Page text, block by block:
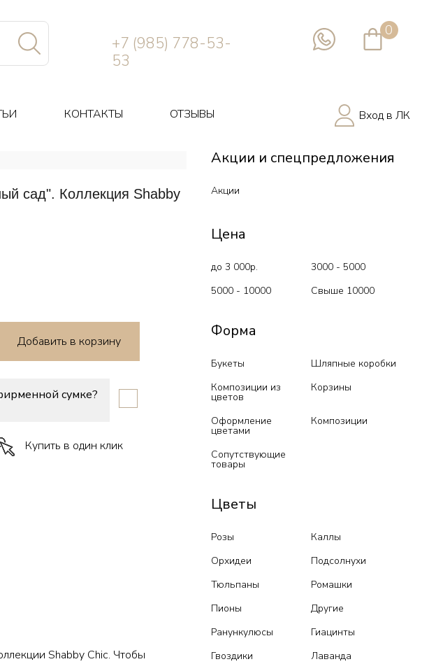
+7 (985) 778-53-
53
0
КОНТАКТЫ ОТЗЫВЫ Вход в ЛК
сад". Коллекция Shabby
Добавить в корзину
сумке?
Купить в один клик
Shabby Chic. Чтобы
Акции и спецпредложения
Акции
Цена
до 3 000р.
3000 - 5000
5000 - 10000
Свыше 10000
Форма
Букеты
Шляпные коробки
Композиции из
цветов
Корзины
Оформление
цветами
Композиции
Сопутствующие
товары
Цветы
Розы
Каллы
Орхидеи
Подсолнухи
Тюльпаны
Ромашки
Пионы
Другие
Ранункулюсы
Гиацинты
Гвоздики
Лаванда